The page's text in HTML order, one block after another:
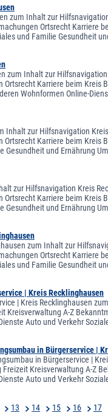
zum Inhalt zur
Ortsrecht Karriere
und Familie Gesundheit
zum Inhalt zur
Karriere beim Kreis
Wohnformen Online-
zur Hilfsnavigation
Karriere beim Kreis
und Ernährung
zur Hilfsnavigation Kreis
Karriere beim Kreis
und Ernährung
zum Inhalt zur
Ortsrecht Karriere
und Familie Gesundheit
| Kreis Recklinghausen
| Kreis Recklinghausen
A-Z
Auto und Verkehr
in Bürgerservice |
in Bürgerservice |
Kreisverwaltung A-Z
Auto und Verkehr
13 14 15 16 17